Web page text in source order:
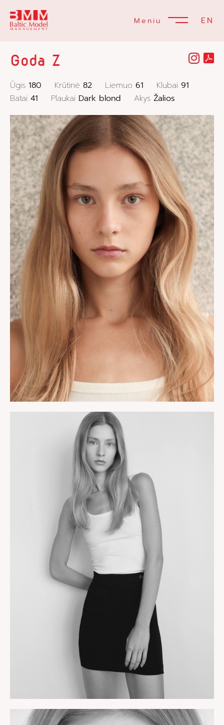
Meniu EN
Goda Z
Ūgis 180 Krūtinė 82 Liemuo 61 Klubai 91
Batai 41 Plaukai Dark blond Akys Žalios